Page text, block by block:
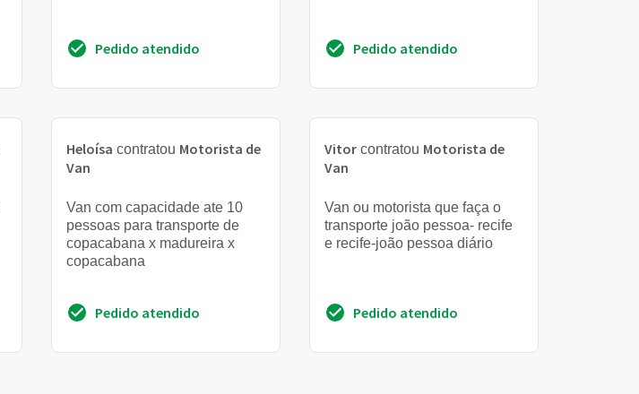
Pedido atendido Pedido atendido
Heloísa contratou Motorista de
Van
Van com capacidade ate 10
pessoas para transporte de
copacabana x madureira x
copacabana
Pedido atendido
Vitor contratou Motorista de
Van
Van ou motorista que faça o
transporte joão pessoa- recife
e recife-joão pessoa diário
Pedido atendido